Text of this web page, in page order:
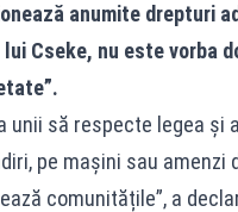
anumite drepturi
Cseke, nu este vorba
unii să respecte legea
pe mașini sau
comunitățile”, a